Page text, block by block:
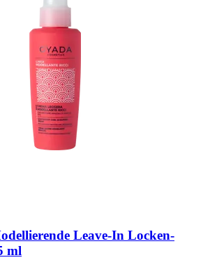
Leave-​In Locken-​
ml